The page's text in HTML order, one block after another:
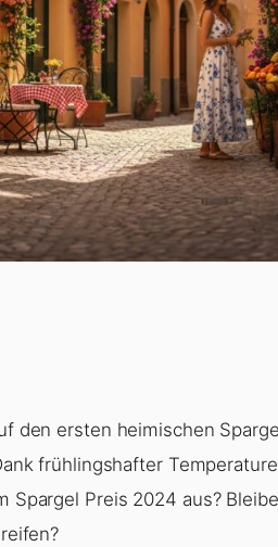
den ersten heimischen
frühlingshafter
Preis 2024 aus?